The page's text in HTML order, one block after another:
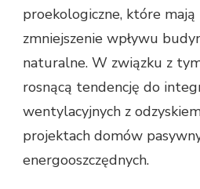
proekologiczne, które mają
zmniejszenie wpływu
naturalne. W związku z
rosnącą tendencję do
wentylacyjnych z
projektach domów
energooszczędnych.